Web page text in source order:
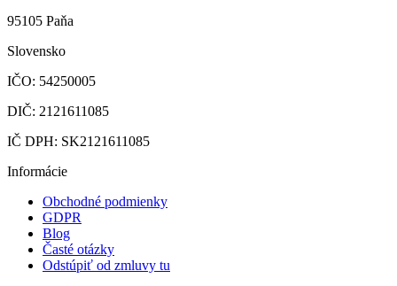
95105 Paňa
Slovensko
IČO: 54250005
DIČ: 2121611085
IČ DPH: SK2121611085
Informácie
Obchodné podmienky
GDPR
Blog
Časté otázky
Odstúpiť od zmluvy tu